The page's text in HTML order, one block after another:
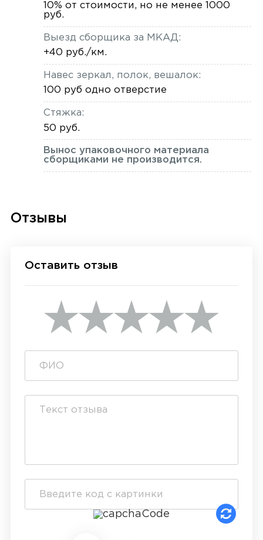
10% от стоимости, но не менее 1000
руб.
Выезд сборщика за МКАД:
+40 руб./км.
Навес зеркал, полок, вешалок:
100 руб одно отверстие
Стяжка:
50 руб.
Вынос упаковочного материала
сборщиками не производится.
Отзывы
Оставить отзыв